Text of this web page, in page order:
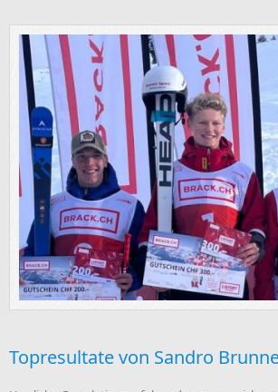
Topresultate von Sandro